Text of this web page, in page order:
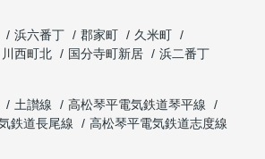
浜六番丁 郡家町
久米町
川西町北 国分寺町新居
浜二番丁
土讃線
高松琴平電気鉄道琴平線
鉄道長尾線
高松琴平電気鉄道志度線